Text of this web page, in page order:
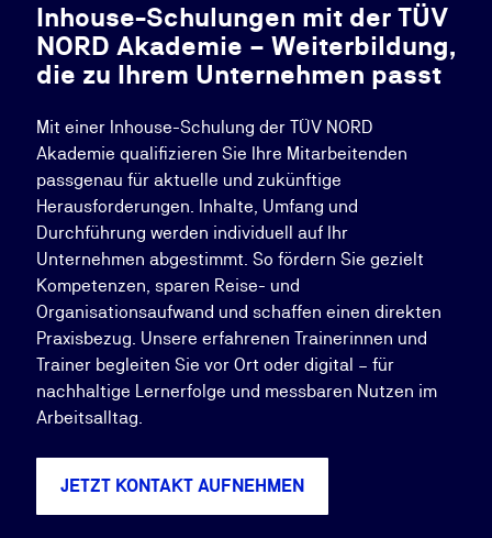
Inhouse-Schulungen mit der TÜV
NORD Akademie – Weiterbildung,
die zu Ihrem Unternehmen passt
Mit einer Inhouse-Schulung der TÜV NORD
Akademie qualifizieren Sie Ihre Mitarbeitenden
passgenau für aktuelle und zukünftige
Herausforderungen. Inhalte, Umfang und
Durchführung werden individuell auf Ihr
Unternehmen abgestimmt. So fördern Sie gezielt
Kompetenzen, sparen Reise- und
Organisationsaufwand und schaffen einen direkten
Praxisbezug. Unsere erfahrenen Trainerinnen und
Trainer begleiten Sie vor Ort oder digital – für
nachhaltige Lernerfolge und messbaren Nutzen im
Arbeitsalltag.
JETZT KONTAKT AUFNEHMEN